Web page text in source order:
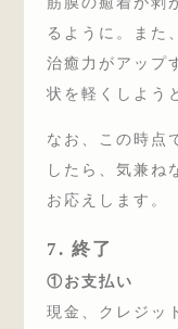
るように。また
治癒力がアップ
状を軽くしよう
なお、この時点
したら、気兼ね
お応えします。
7. 終了
①お支払い
現金、クレジッ